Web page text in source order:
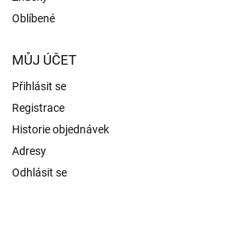
Oblíbené
MŮJ ÚČET
Přihlásit se
Registrace
Historie objednávek
Adresy
Odhlásit se